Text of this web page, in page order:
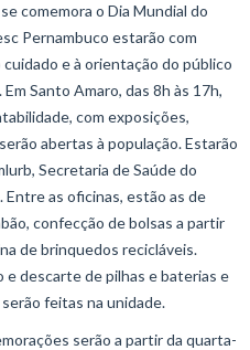
comemora o Dia Mundial do
Pernambuco estarão com
e à orientação do público
Santo Amaro, das 8h às 17h,
com exposições,
abertas à população. Estarão
Secretaria de Saúde do
as oficinas, estão as de
confecção de bolsas a partir
de brinquedos recicláveis.
descarte de pilhas e baterias e
feitas na unidade.
serão a partir da quarta-